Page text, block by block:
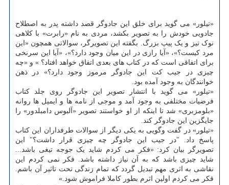
«تیلور» می گوید برای خلق این جادوگر قصد داشته پدر به اصطلاح
جادویی خودش را به تصویر بکشد، مردی به نام «رابرت» با کلاهی
نوک تیز و یک پیپ بزرگ. بگفته این تصویرگر، سوالاتی همچون «این
مرد کیست؟»، «آیا رازی در این میان وجود دارد؟»، «آیا این سرنخی
برای اتفاقی است که در کتاب های بعدی اتفاق خواهد افتاد؟ » و «چه
چیزی در جیب کت این جادوگر مرموز وجود دارد؟» در ذهن
خوانندگان به وجود آمده بود.
«تیلور» می گوید با انتشار تصویر این جادوگر روی جلد کتاب
فرضیات مختلفی به وجود آمد و موجی از نامه ها و ایمیل ها روانه
«بلومزبری» شد تا اینکه از او خواستند تصویر «آلبوس دامبلدور» را
جایگزین این جادوگر کند.
«تیلور» در گفت وگویی به یکی دیگر از سوالات طرفداران این کتاب
پاسخ داد. "در جیب این جادوگر چه چیزی قرار داشت؟" این
تصویرگر بیان کرد: «فکر می کردم شاید یک جوجه تیغی باشد...
شاید چیزی باشد که به آن نیاز داشته باشد. فکر نمی کردم این
نقاشی به اثری مهم تبدیل گردد که تمام زندگی تحت تاثیر آن باشم.
فکر می کردم اولین اثرم بطور کاملا فراموش شود.»